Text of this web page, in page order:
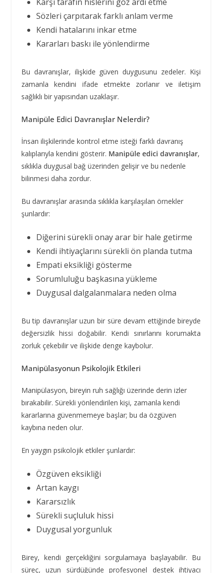
Sözleri çarpıtarak farklı anlam verme
Kendi hatalarını inkar etme
Kararları baskı ile yönlendirme
Bu davranışlar, ilişkide güven duygusunu zedeler. Kişi
zamanla kendini ifade etmekte zorlanır ve iletişim
sağlıklı bir yapısından uzaklaşır.
Manipüle Edici Davranışlar Nelerdir?
İnsan ilişkilerinde kontrol etme isteği farklı davranış
kalıplarıyla kendini gösterir. Manipüle edici davranışlar,
sıklıkla duygusal bağ üzerinden gelişir ve bu nedenle
bilinmesi daha zordur.
Bu davranışlar arasında sıklıkla karşılaşılan örnekler
şunlardır:
Diğerini sürekli onay arar bir hale getirme
Kendi ihtiyaçlarını sürekli ön planda tutma
Empati eksikliği gösterme
Sorumluluğu başkasına yükleme
Duygusal dalgalanmalara neden olma
Bu tip davranışlar uzun bir süre devam ettiğinde bireyde
değersizlik hissi doğabilir. Kendi sınırlarını korumakta
zorluk çekebilir ve ilişkide denge kaybolur.
Manipülasyonun Psikolojik Etkileri
Manipülasyon, bireyin ruh sağlığı üzerinde derin izler
bırakabilir. Sürekli yönlendirilen kişi, zamanla kendi
kararlarına güvenmemeye başlar; bu da özgüven
kaybına neden olur.
En yaygın psikolojik etkiler şunlardır:
Özgüven eksikliği
Artan kaygı
Kararsızlık
Sürekli suçluluk hissi
Duygusal yorgunluk
Birey, kendi gerçekliğini sorgulamaya başlayabilir. Bu
süreç, uzun sürdüğünde profesyonel destek ihtiyacı